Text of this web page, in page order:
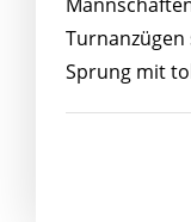
Sprung mit